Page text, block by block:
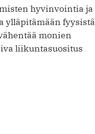
hyvinvointia ja
ylläpitämään fyysistä
monien
liikuntasuositus